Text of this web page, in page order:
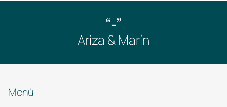
“-”
Ariza & Marín
Menú